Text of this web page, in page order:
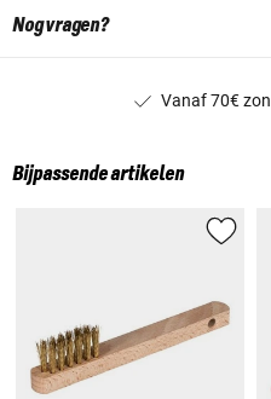
Nog vragen?
Vanaf 70€
Bijpassende artikelen